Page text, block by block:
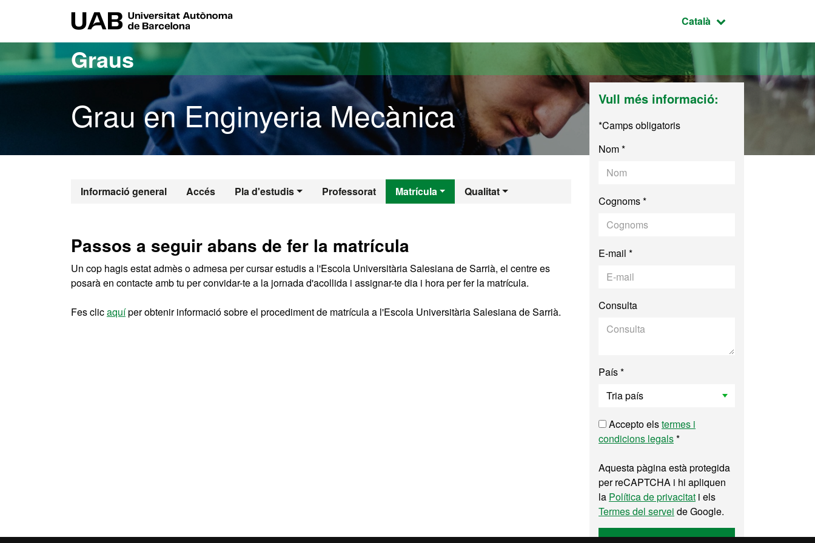
Idioma seleccionat:
Català
Graus
Grau en Enginyeria Mecànica
Informació general Accés Pla d'estudis Professorat Matrícula Qualitat
Grau en Enginyeria Mecànica
Passos a seguir abans de fer la matrícula
Un cop hagis estat admès o admesa per cursar estudis a l'Escola Universitària Salesiana de Sarrià, el centre es
posarà en contacte amb tu per convidar-te a la jornada d'acollida i assignar-te dia i hora per fer la matrícula.
Fes clicaquíper obtenir informació sobre el procediment de matrícula a l'Escola Universitària Salesiana de Sarrià.
Vull més informació:
*Camps obligatoris
Nom *
Cognoms *
E-mail *
Consulta
País *
Accepto elstermes i
condicions legals*
Aquesta pàgina està protegida
per reCAPTCHA i hi apliquen
la Política de privacitat i els
Termes del servei de Google.